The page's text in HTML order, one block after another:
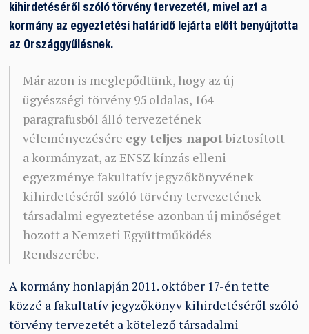
kihirdetéséről szóló törvény tervezetét, mivel azt a
kormány az egyeztetési határidő lejárta előtt benyújtotta
az Országgyűlésnek.
Már azon is meglepődtünk, hogy az új
ügyészségi törvény 95 oldalas, 164
paragrafusból álló tervezetének
véleményezésére egy teljes napotbiztosított
a kormányzat, az ENSZ kínzás elleni
egyezménye fakultatív jegyzőkönyvének
kihirdetéséről szóló törvény tervezetének
társadalmi egyeztetése azonban új minőséget
hozott a Nemzeti Együttműködés
Rendszerébe.
A kormány honlapján 2011. október 17-én tette
közzé a fakultatív jegyzőkönyv kihirdetéséről szóló
törvény tervezetét a kötelező társadalmi